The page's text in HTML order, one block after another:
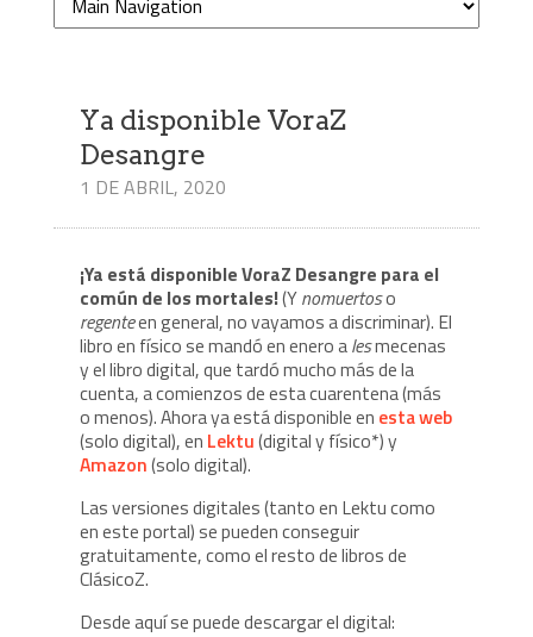
Ya disponible VoraZ
Desangre
1 DE ABRIL, 2020
¡Ya está disponible VoraZ Desangre para el
común de los mortales!(Ynomuertoso
regenteen general, no vayamos a discriminar). El
libro en físico se mandó en enero alesmecenas
y el libro digital, que tardó mucho más de la
cuenta, a comienzos de esta cuarentena (más
o menos). Ahora ya está disponible en esta web
(solo digital), en Lektu(digital y físico*) y
Amazon(solo digital).
Las versiones digitales (tanto en Lektu como
en este portal) se pueden conseguir
gratuitamente, como el resto de libros de
ClásicoZ.
Desde aquí se puede descargar el digital: